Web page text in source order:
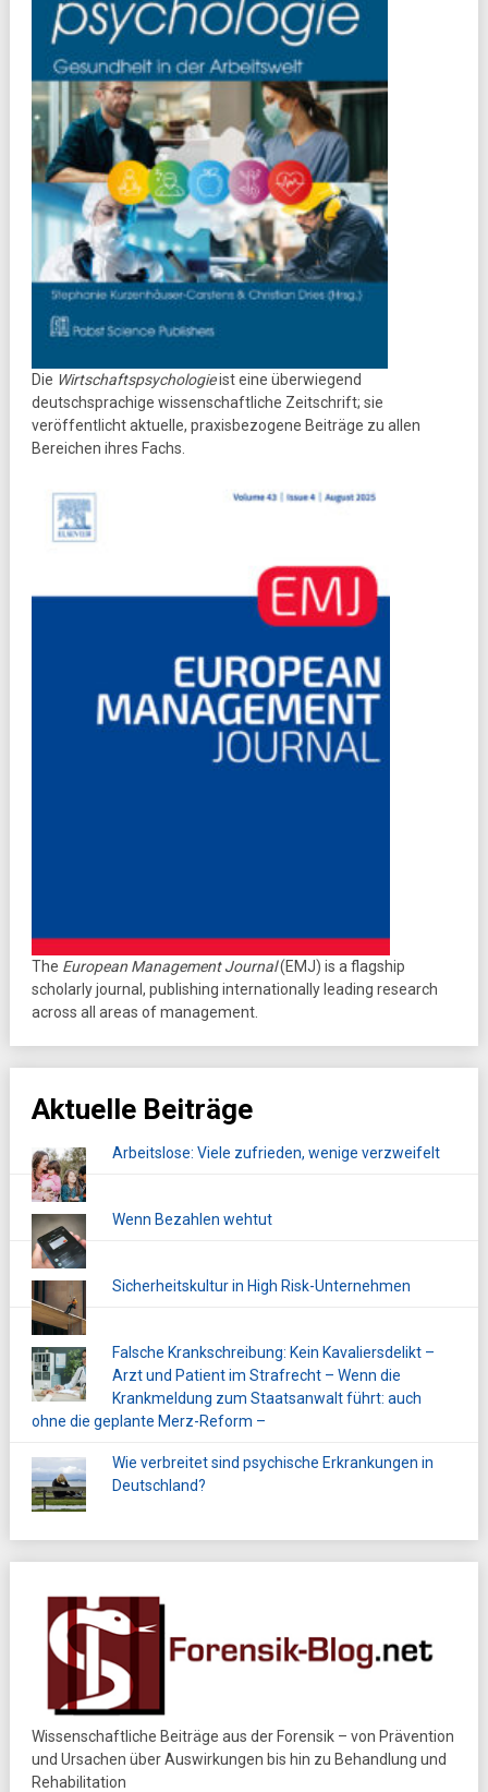
Die Wirtschaftspsychologieist eine überwiegend
deutschsprachige wissenschaftliche Zeitschrift; sie
veröffentlicht aktuelle, praxisbezogene Beiträge zu allen
Bereichen ihres Fachs.
The European Management Journal(EMJ) is a flagship
scholarly journal, publishing internationally leading research
across all areas of management.
Aktuelle Beiträge
Arbeitslose: Viele zufrieden, wenige verzweifelt
Wenn Bezahlen wehtut
Sicherheitskultur in High Risk-Unternehmen
Falsche Krankschreibung: Kein Kavaliersdelikt –
Arzt und Patient im Strafrecht – Wenn die
Krankmeldung zum Staatsanwalt führt: auch
ohne die geplante Merz-Reform –
Wie verbreitet sind psychische Erkrankungen in
Deutschland?
Wissenschaftliche Beiträge aus der Forensik – von Prävention
und Ursachen über Auswirkungen bis hin zu Behandlung und
Rehabilitation